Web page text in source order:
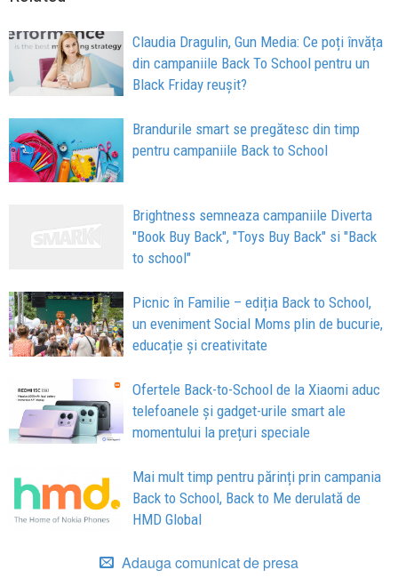
Claudia Dragulin, Gun Media: Ce poți învăța
din campaniile Back To School pentru un
Black Friday reușit?
Brandurile smart se pregătesc din timp
pentru campaniile Back to School
Brightness semneaza campaniile Diverta
"Book Buy Back", "Toys Buy Back" si "Back
to school"
Picnic în Familie – ediția Back to School,
un eveniment Social Moms plin de bucurie,
educație și creativitate
Ofertele Back-to-School de la Xiaomi aduc
telefoanele și gadget-urile smart ale
momentului la prețuri speciale
Mai mult timp pentru părinți prin campania
Back to School, Back to Me derulată de
HMD Global
Adauga comunicat de presa